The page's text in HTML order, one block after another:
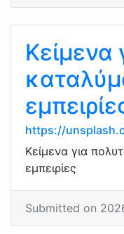
Κείμενα
https://
Κείμενα για
εμπειρίες
Submitted on